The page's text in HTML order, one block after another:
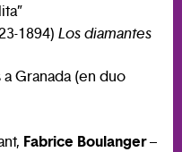
1894) Los diamantes
Granada (en duo
Fabrice Boulanger–